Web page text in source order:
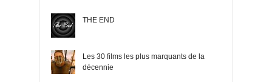
THE END
Les 30 films les plus marquants de la
décennie